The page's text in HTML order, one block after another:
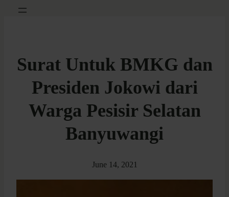
Surat Untuk BMKG dan
Presiden Jokowi dari
Warga Pesisir Selatan
Banyuwangi
June 14, 2021